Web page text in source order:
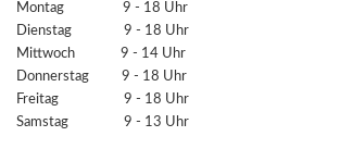
Montag 9 - 18 Uhr
Dienstag 9 - 18 Uhr
Mittwoch 9 - 14 Uhr
Donnerstag 9 - 18 Uhr
Freitag 9 - 18 Uhr
Samstag 9 - 13 Uhr